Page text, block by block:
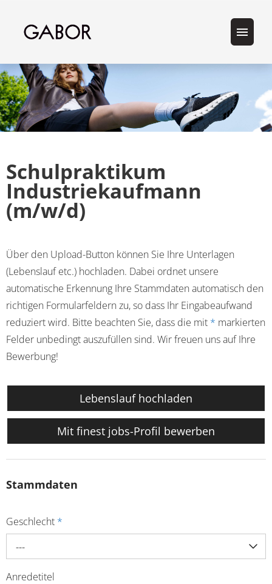
Stellenangebote
Über Gabor
Schulpraktikum
Industriekaufmann
(m/w/d)
Über den Upload-Button können Sie Ihre Unterlagen
(Lebenslauf etc.) hochladen. Dabei ordnet unsere
automatische Erkennung Ihre Stammdaten automatisch den
richtigen Formularfeldern zu, so dass Ihr Eingabeaufwand
reduziert wird. Bitte beachten Sie, dass die mit * markierten
Felder unbedingt auszufüllen sind. Wir freuen uns auf Ihre
Bewerbung!
Lebenslauf hochladen
Mit finest jobs-Profil bewerben
Stammdaten
Geschlecht *
---
Anredetitel